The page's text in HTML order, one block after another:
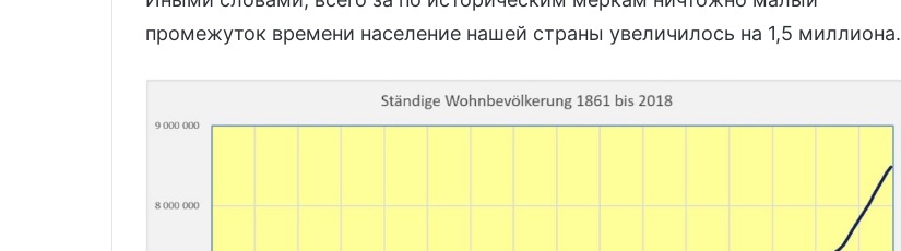
промежуток времени население нашей страны увеличилось на 1,5 миллиона.